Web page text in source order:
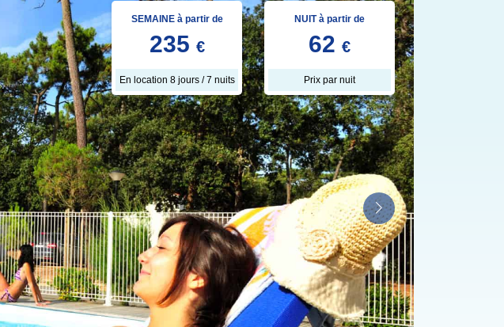
SEMAINE à partir de
235 €
En location 8 jours / 7 nuits
NUIT à partir de
62 €
Prix par nuit